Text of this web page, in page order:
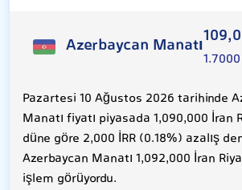
Azerbaycan Manatı
Pazartesi 10 Ağustos 2026 tarihinde
Manatı fiyatı piyasada 1,090,000 İran
düne göre 2,000 İRR (0.18%) azalış
Azerbaycan Manatı 1,092,000 İran
işlem görüyordu.